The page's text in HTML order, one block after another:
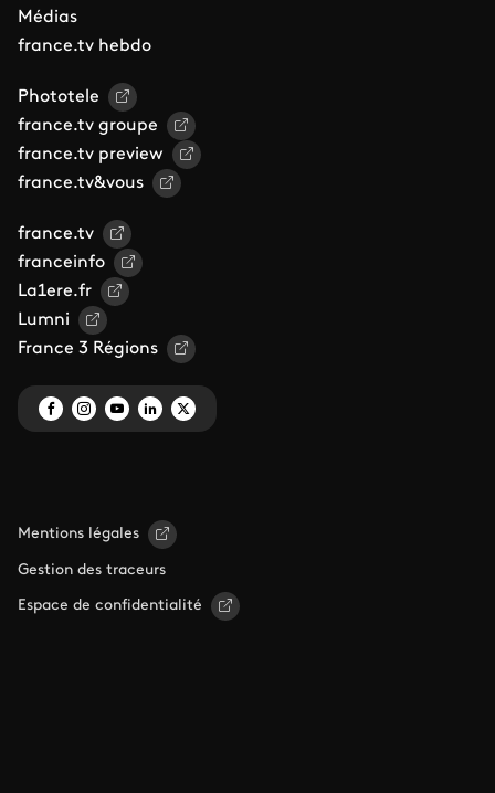
Médias
france.tv hebdo
Phototele
france.tv groupe
france.tv preview
france.tv&vous
france.tv
franceinfo
La1ere.fr
Lumni
France 3 Régions
Mentions légales
Gestion des traceurs
Espace de confidentialité